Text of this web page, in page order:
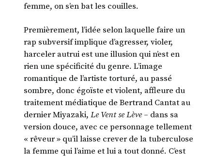
femme, on s’en bat les couilles.
Premièrement, l’idée selon laquelle faire un
rap subversif implique d’agresser, violer,
harceler autrui est une illusion qui n’est en
rien une spécificité du genre. L’image
romantique de l’artiste torturé, au passé
sombre, donc égoïste et violent, affleure du
traitement médiatique de Bertrand Cantat au
dernier Miyazaki, Le Vent se Lève – dans sa
version douce, avec ce personnage tellement
« rêveur » qu’il laisse crever de la tuberculose
la femme qui l’aime et lui a tout donné. C’est